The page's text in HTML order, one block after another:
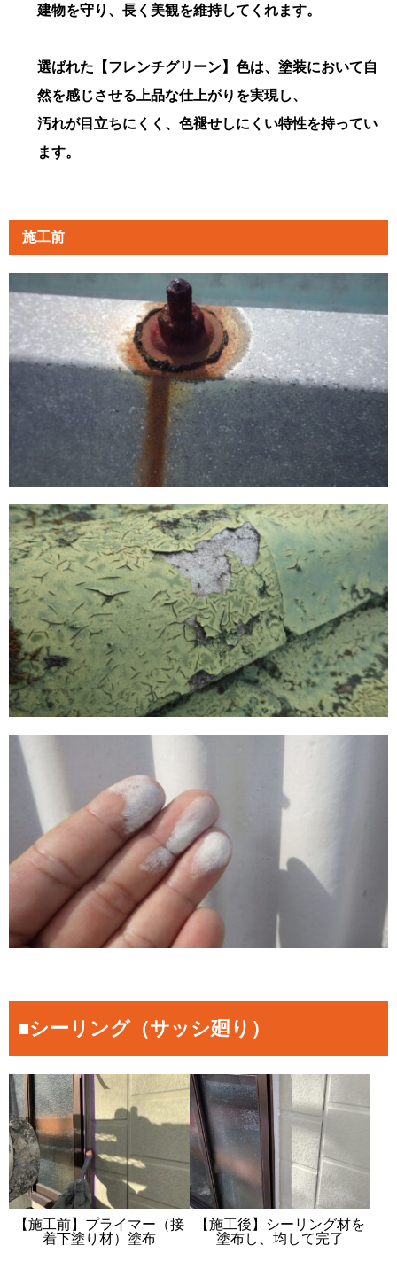
建物を守り、長く美観を維持してくれます。
選ばれた【フレンチグリーン】色は、塗装において自
然を感じさせる上品な仕上がりを実現し、
汚れが目立ちにくく、色褪せしにくい特性を持ってい
ます。
施工前
■シーリング（サッシ廻り）
【施工前】プライマー（接
着下塗り材）塗布
【施工後】シーリング材を
塗布し、均して完了